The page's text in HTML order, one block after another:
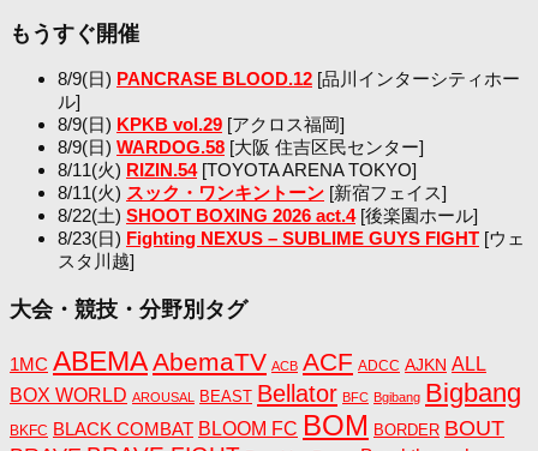
もうすぐ開催
8/9(日) PANCRASE BLOOD.12 [品川インターシティホー
ル]
8/9(日) KPKB vol.29 [アクロス福岡]
8/9(日) WARDOG.58 [大阪 住吉区民センター]
8/11(火) RIZIN.54[TOYOTA ARENA TOKYO]
8/11(火) スック・ワンキントーン [新宿フェイス]
8/22(土) SHOOT BOXING 2026 act.4[後楽園ホール]
8/23(日) Fighting NEXUS – SUBLIME GUYS FIGHT [ウェ
スタ川越]
大会・競技・分野別タグ
1MC ABEMAAbemaTV ACB ACF ADCC AJKN ALL
BOX WORLD AROUSAL BEAST Bellator BFC Bgibang Bigbang
BKFC BLACK COMBAT BLOOM FC BOM BORDER BOUT